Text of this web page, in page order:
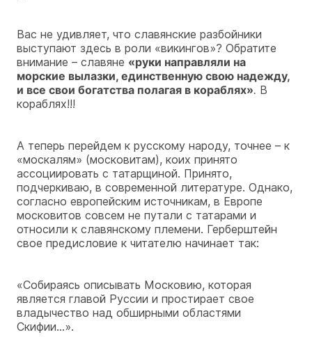
Вас не удивляет, что славянские разбойники
выступают здесь в роли «викингов»? Обратите
внимание – славяне «руки направляли на
морские вылазки, единственную свою надежду,
и все свои богатства полагая в кораблях». В
кораблях!!!
А теперь перейдем к русскому народу, точнее – к
«москалям» (московитам), коих принято
ассоциировать с татарщиной. Принято,
подчеркиваю, в современной литературе. Однако,
согласно европейским источникам, в Европе
московитов совсем не путали с татарами и
относили к славянскому племени. Герберштейн
свое предисловие к читателю начинает так:
«Собираясь описывать Московию, которая
является главой Руссии и простирает свое
владычество над обширными областями
Скифии…».